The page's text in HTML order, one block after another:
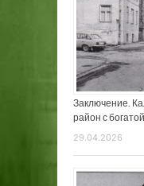
Заключение.
район с
29.04.2026